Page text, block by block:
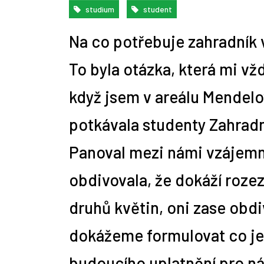
10 nejčastějších profesí
absolventů práv
Zemědělskou rubriku
připravujeme
Alžběta Vítková mluví 9 jazyky,
osvojit si nový jazyk jí trvá pár
týdnů
10 rad, jak napsat správný mail
personalistovi
Úvod
pro
Jdi pracovat! jako stážista A je
1. díl: Mimouniverzitní aktivity
aneb soutěž Hledá se novinář!
Jaká
Repasované či předváděcí
notebooky a počítače: Žádný
problém!
Tip
studium student
Na co potřebuje zahradník
To byla otázka, která mi
když jsem v areálu
potkávala studenty
Panoval mezi námi
obdivovala, že dokáží
druhů květin, oni zase
dokážeme formulovat co